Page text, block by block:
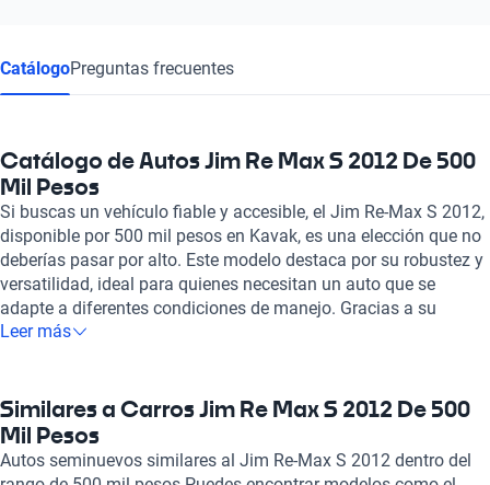
CatálogoPreguntas frecuentes
Catálogo de Autos Jim Re Max S 2012 De 500
Mil Pesos
Si buscas un vehículo fiable y accesible, el Jim Re-Max S 2012,
disponible por 500 mil pesos en Kavak, es una elección que no
deberías pasar por alto. Este modelo destaca por su robustez y
versatilidad, ideal para quienes necesitan un auto que se
adapte a diferentes condiciones de manejo. Gracias a su
diseño funcional y su tecnología confiable, el Jim Re-Max S
2012, es sometido a una rigurosa inspección mecánica y
estética en más de 240 puntos, lo que garantiza que sólo
recibirás un automóvil en óptimas condiciones. La experiencia
de compra es completamente en línea, facilitando el proceso
Leer más
Similares a Carros Jim Re Max S 2012 De 500
Mil Pesos
Autos seminuevos similares al Jim Re-Max S 2012 dentro del